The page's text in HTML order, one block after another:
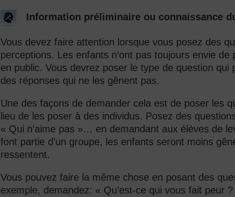
Information préliminaire ou connaissance
Vous devez faire attention lorsque vous posez des
perceptions. Les enfants n’ont pas toujours envie de
en public. Vous devrez poser le type de question qui
des réponses qui ne les gênent pas.
Une des façons de demander cela est de poser les
lieu de les poser à des individus. Posez des
« Qui n’aime pas »… en demandant aux élèves de
font partie d’un groupe, les enfants seront moins
ressentent.
Vous pouvez faire la même chose en posant des
exemple, demandez: « Qu’est-ce qui vous fait peur